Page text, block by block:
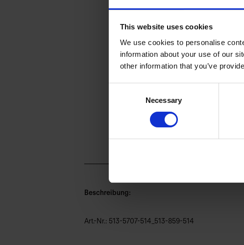
This website uses cookies
We use cookies to personalise
information about your use of our
other information that you’ve
Necessary
Beschreibung:
Art.-Nr.: 513-5707-514_513-859-514